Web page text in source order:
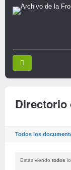
Directorio
Todos los
Estás viendo todos